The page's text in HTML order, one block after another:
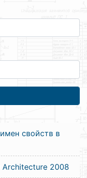
свойств в
Architecture 2008